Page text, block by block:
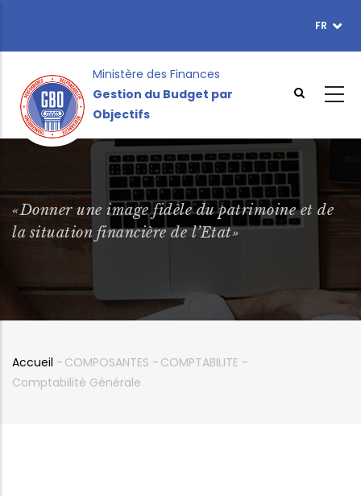
contenu
FR
Ministère des Finances
Gestion du Budget par
Objectifs
«Donner une image fidèle du patrimoine et de
la situation financière de l’Etat»
Fil
Accueil - COMPOSANTES - COMPTABILITE -
Comptabilité Générale